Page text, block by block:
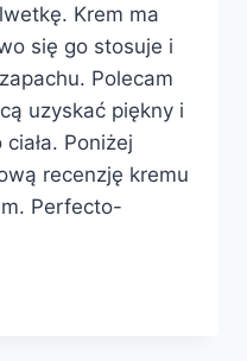
Krem ma
się go stosuje i
Polecam
uzyskać piękny i
Poniżej
recenzję kremu
Perfecto-